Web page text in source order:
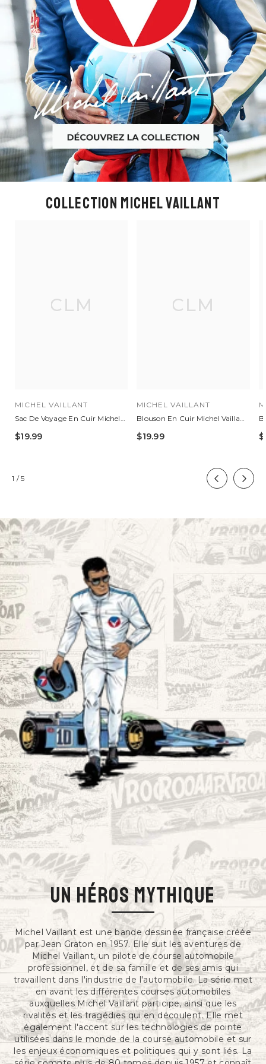
COLLECTION MICHEL VAILLANT
CLM
MICHEL VAILLANT
Sac De Voyage En Cuir Michel
Vaillant "Vaillante 2" 48h Bleu
$19.99
CLM
MICHEL VAILLANT
Blouson En Cuir Michel Vaillant
Françoise Bleu Royal Femme
$19.99
1 /5
un héros mythique
Michel Vaillant est une bande dessinée française créée
par Jean Graton en 1957. Elle suit les aventures de
Michel Vaillant, un pilote de course automobile
professionnel, et de sa famille et de ses amis qui
travaillent dans l'industrie de l'automobile. La série met
en avant les différentes courses automobiles
auxquelles Michel Vaillant participe, ainsi que les
rivalités et les tragédies qui en découlent. Elle met
également l'accent sur les technologies de pointe
utilisées dans le monde de la course automobile et sur
les enjeux économiques et politiques qui y sont liés. La